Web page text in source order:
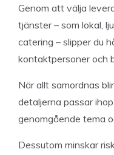
Genom att välja
tjänster – som lokal,
catering – slipper du
kontaktpersoner och
När allt samordnas
detaljerna passar
genomgående tema
Dessutom minskar